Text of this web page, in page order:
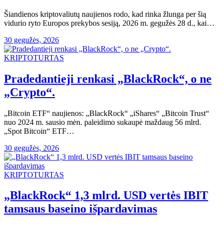
Šiandienos kriptovaliutų naujienos rodo, kad rinka žlunga per šią
vidurio ryto Europos prekybos sesiją, 2026 m. gegužės 28 d., kai…
30 gegužės, 2026
KRIPTOTURTAS
Pradedantieji renkasi „BlackRock“, o ne
„Crypto“.
„Bitcoin ETF“ naujienos: „BlackRock“ „iShares“ „Bitcoin Trust“
nuo 2024 m. sausio mėn. paleidimo sukaupė maždaug 56 mlrd.
„Spot Bitcoin“ ETF…
30 gegužės, 2026
KRIPTOTURTAS
„BlackRock“ 1,3 mlrd. USD vertės IBIT
tamsaus baseino išpardavimas